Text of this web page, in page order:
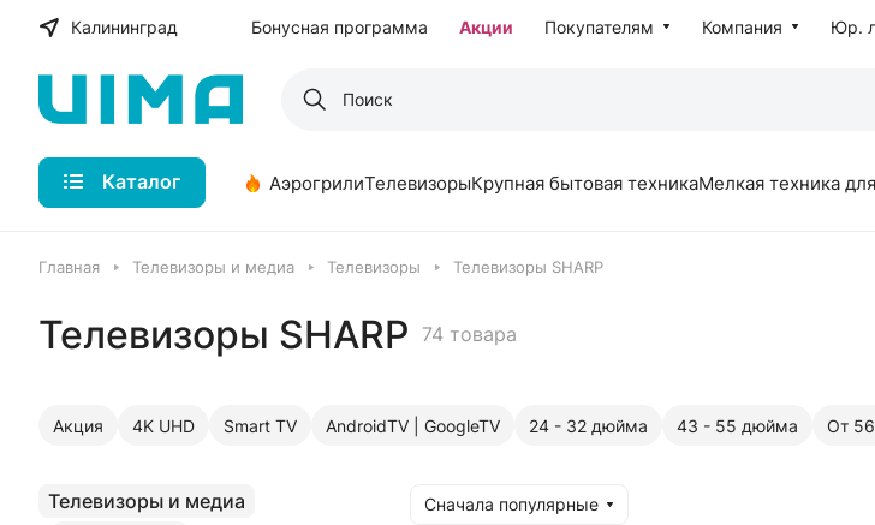
Калининград Бонусная программа Акции Покупателям Компания Юр.
Каталог АэрогрилиТелевизорыКрупная бытовая техникаМелкая техника
Главная Телевизоры и медиа Телевизоры Телевизоры SHARP
Телевизоры SHARP 74 товара
Акция 4K UHD Smart TV AndroidTV | GoogleTV 24 - 32 дюйма 43 - 55 дюйма От
Сначала популярные
Телевизоры и медиа